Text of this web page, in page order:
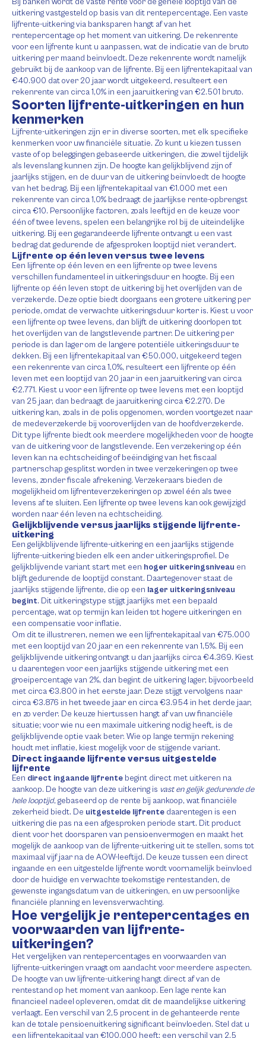
uitkering vastgesteld op basis van dit rentepercentage. Een vaste
lijfrente-uitkering via banksparen hangt af van het
rentepercentage op het moment van uitkering. De rekenrente
voor een lijfrente kunt u aanpassen, wat de indicatie van de bruto
uitkering per maand beïnvloedt. Deze rekenrente wordt namelijk
gebruikt bij de aankoop van de lijfrente. Bij een lijfrentekapitaal van
€40.900 dat over 20 jaar wordt uitgekeerd, resulteert een
rekenrente van circa 1,0% in een jaaruitkering van €2.501 bruto.
Soorten lijfrente-uitkeringen en hun
kenmerken
Lijfrente-uitkeringen zijn er in diverse soorten, met elk specifieke
kenmerken voor uw financiële situatie. Zo kunt u kiezen tussen
vaste of op beleggingen gebaseerde uitkeringen, die zowel tijdelijk
als levenslang kunnen zijn. De hoogte kan gelijkblijvend zijn of
jaarlijks stijgen, en de duur van de uitkering beïnvloedt de hoogte
van het bedrag. Bij een lijfrentekapitaal van €1.000 met een
rekenrente van circa 1,0% bedraagt de jaarlijkse rente-opbrengst
circa €10. Persoonlijke factoren, zoals leeftijd en de keuze voor
één of twee levens, spelen een belangrijke rol bij de uiteindelijke
uitkering. Bij een gegarandeerde lijfrente ontvangt u een vast
bedrag dat gedurende de afgesproken looptijd niet verandert.
Lijfrente op één leven versus twee levens
Een lijfrente op één leven en een lijfrente op twee levens
verschillen fundamenteel in uitkeringsduur en hoogte. Bij een
lijfrente op één leven stopt de uitkering bij het overlijden van de
verzekerde. Deze optie biedt doorgaans een grotere uitkering per
periode, omdat de verwachte uitkeringsduur korter is. Kiest u voor
een lijfrente op twee levens, dan blijft de uitkering doorlopen tot
het overlijden van de langstlevende partner. De uitkering per
periode is dan lager om de langere potentiële uitkeringsduur te
dekken. Bij een lijfrentekapitaal van €50.000, uitgekeerd tegen
een rekenrente van circa 1,0%, resulteert een lijfrente op één
leven met een looptijd van 20 jaar in een jaaruitkering van circa
€2.771. Kiest u voor een lijfrente op twee levens met een looptijd
van 25 jaar, dan bedraagt de jaaruitkering circa €2.270. De
uitkering kan, zoals in de polis opgenomen, worden voortgezet naar
de medeverzekerde bij vooroverlijden van de hoofdverzekerde.
Dit type lijfrente biedt ook meerdere mogelijkheden voor de hoogte
van de uitkering voor de langstlevende. Een verzekering op één
leven kan na echtscheiding of beëindiging van het fiscaal
partnerschap gesplitst worden in twee verzekeringen op twee
levens, zonder fiscale afrekening. Verzekeraars bieden de
mogelijkheid om lijfrenteverzekeringen op zowel één als twee
levens af te sluiten. Een lijfrente op twee levens kan ook gewijzigd
worden naar één leven na echtscheiding.
Gelijkblijvende versus jaarlijks stijgende lijfrente-
uitkering
Een gelijkblijvende lijfrente-uitkering en een jaarlijks stijgende
lijfrente-uitkering bieden elk een ander uitkeringsprofiel. De
gelijkblijvende variant start met een hoger uitkeringsniveau en
blijft gedurende de looptijd constant. Daartegenover staat de
jaarlijks stijgende lijfrente, die op een lager uitkeringsniveau
begint. Dit uitkeringstype stijgt jaarlijks met een bepaald
percentage, wat op termijn kan leiden tot hogere uitkeringen en
een compensatie voor inflatie.
Om dit te illustreren, nemen we een lijfrentekapitaal van €75.000
met een looptijd van 20 jaar en een rekenrente van 1,5%. Bij een
gelijkblijvende uitkering ontvangt u dan jaarlijks circa €4.369. Kiest
u daarentegen voor een jaarlijks stijgende uitkering met een
groeipercentage van 2%, dan begint de uitkering lager, bijvoorbeeld
met circa €3.800 in het eerste jaar. Deze stijgt vervolgens naar
circa €3.876 in het tweede jaar en circa €3.954 in het derde jaar,
en zo verder. De keuze hiertussen hangt af van uw financiële
situatie; voor wie nu een maximale uitkering nodig heeft, is de
gelijkblijvende optie vaak beter. Wie op lange termijn rekening
houdt met inflatie, kiest mogelijk voor de stijgende variant.
Direct ingaande lijfrente versus uitgestelde
lijfrente
Een direct ingaande lijfrente begint direct met uitkeren na
aankoop. De hoogte van deze uitkering is vast en gelijk gedurende de
hele looptijd, gebaseerd op de rente bij aankoop, wat financiële
zekerheid biedt. De uitgestelde lijfrente daarentegen is een
uitkering die pas na een afgesproken periode start. Dit product
dient voor het doorsparen van pensioenvermogen en maakt het
mogelijk de aankoop van de lijfrente-uitkering uit te stellen, soms tot
maximaal vijf jaar na de AOW-leeftijd. De keuze tussen een direct
ingaande en een uitgestelde lijfrente wordt voornamelijk beïnvloed
door de huidige en verwachte toekomstige rentestanden, de
gewenste ingangsdatum van de uitkeringen, en uw persoonlijke
financiële planning en levensverwachting.
Hoe vergelijk je rentepercentages en
voorwaarden van lijfrente-
uitkeringen?
Het vergelijken van rentepercentages en voorwaarden van
lijfrente-uitkeringen vraagt om aandacht voor meerdere aspecten.
De hoogte van uw lijfrente-uitkering hangt direct af van de
rentestand op het moment van aankoop. Een lage rente kan
financieel nadeel opleveren, omdat dit de maandelijkse uitkering
verlaagt. Een verschil van 2,5 procent in de gehanteerde rente
kan de totale pensioenuitkering significant beïnvloeden. Stel dat u
een lijfrentekapitaal van €100.000 heeft; een verschil van 2,5